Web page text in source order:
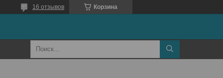
Корзина
16 отзывов